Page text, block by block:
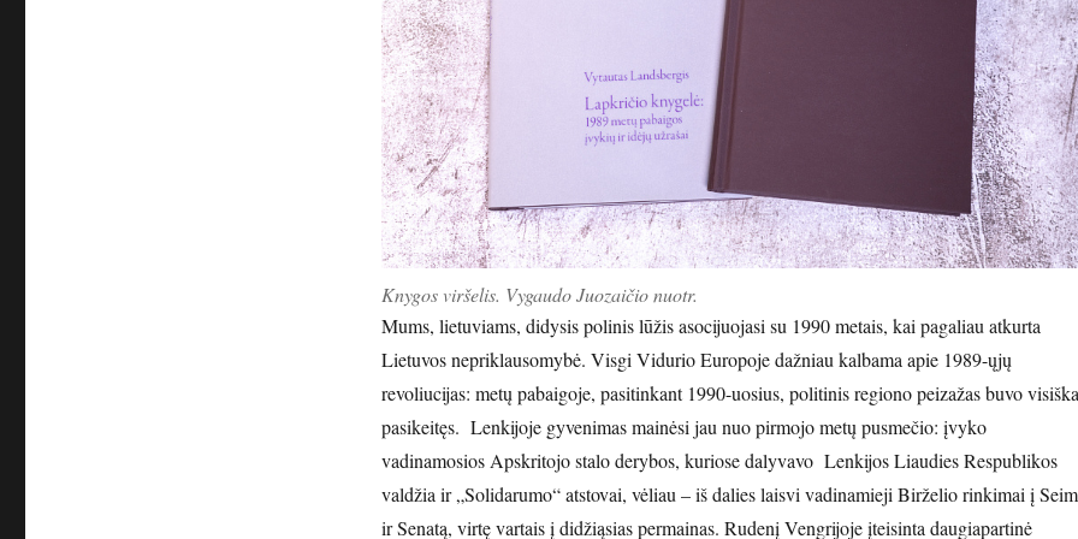
Knygos viršelis. Vygaudo Juozaičio nuotr.
Mums, lietuviams, didysis polinis lūžis asocijuojasi su 1990 metais, kai pagaliau atkurta
Lietuvos nepriklausomybė. Visgi Vidurio Europoje dažniau kalbama apie 1989-ųjų
revoliucijas: metų pabaigoje, pasitinkant 1990-uosius, politinis regiono peizažas buvo
pasikeitęs. Lenkijoje gyvenimas mainėsi jau nuo pirmojo metų pusmečio: įvyko
vadinamosios Apskritojo stalo derybos, kuriose dalyvavo Lenkijos Liaudies Respublikos
valdžia ir „Solidarumo“ atstovai, vėliau – iš dalies laisvi vadinamieji Birželio rinkimai į
ir Senatą, virtę vartais į didžiąsias permainas. Rudenį Vengrijoje įteisinta daugiapartinė